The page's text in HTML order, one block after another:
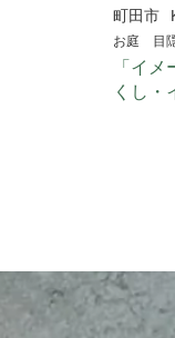
町田市
お庭 目
「イ
くし・